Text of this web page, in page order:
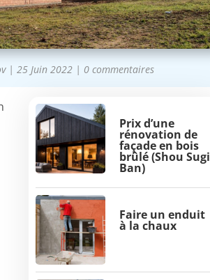
| 25 Juin 2022| 0 commentaires
Prix d’une
rénovation de
façade en bois
brûlé (Shou Sugi
Ban)
Faire un enduit
à la chaux